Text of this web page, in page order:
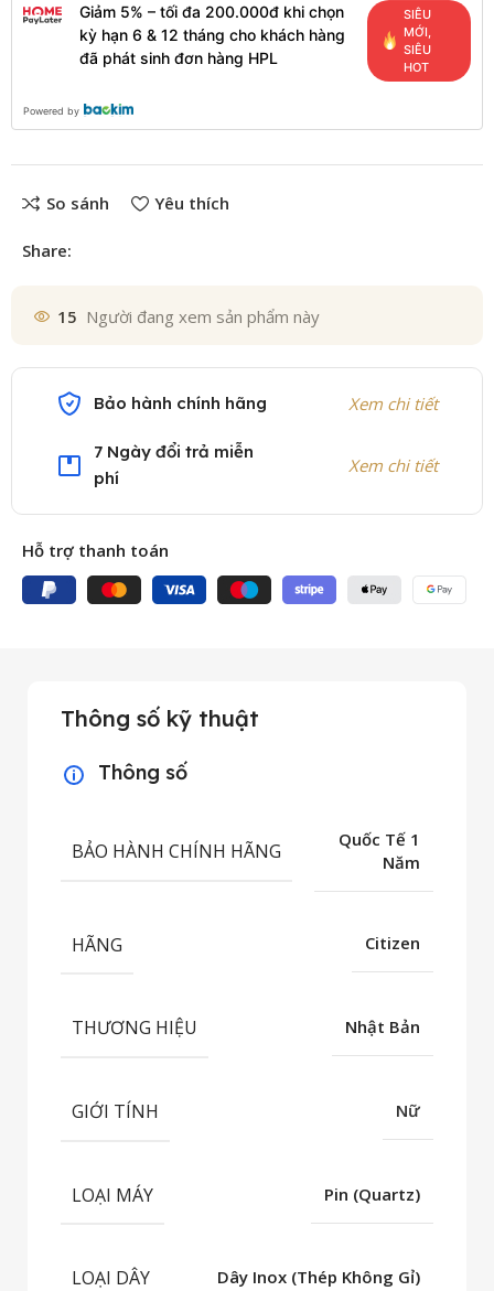
Giảm 5% – tối đa 200.000đ khi chọn
kỳ hạn 6 & 12 tháng cho khách hàng
đã phát sinh đơn hàng HPL
SIÊU
MỚI,
SIÊU
HOT
Powered by
So sánh Yêu thích
Share:
15 Người đang xem sản phẩm này
Bảo hành chính hãng Xem chi tiết
7 Ngày đổi trả miễn
phí
Xem chi tiết
Hỗ trợ thanh toán
Thông số kỹ thuật
Thông số
BẢO HÀNH CHÍNH HÃNG
Quốc Tế 1
Năm
HÃNG Citizen
THƯƠNG HIỆU Nhật Bản
GIỚI TÍNH Nữ
LOẠI MÁY Pin (Quartz)
LOẠI DÂY Dây Inox (Thép Không Gỉ)